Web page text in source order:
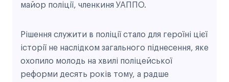
майор поліції, членкиня УАППО.
Рішення служити в поліції стало для героїні цієї
історії не наслідком загального піднесення, яке
охопило молодь на хвилі поліцейської
реформи десять років тому, а радше